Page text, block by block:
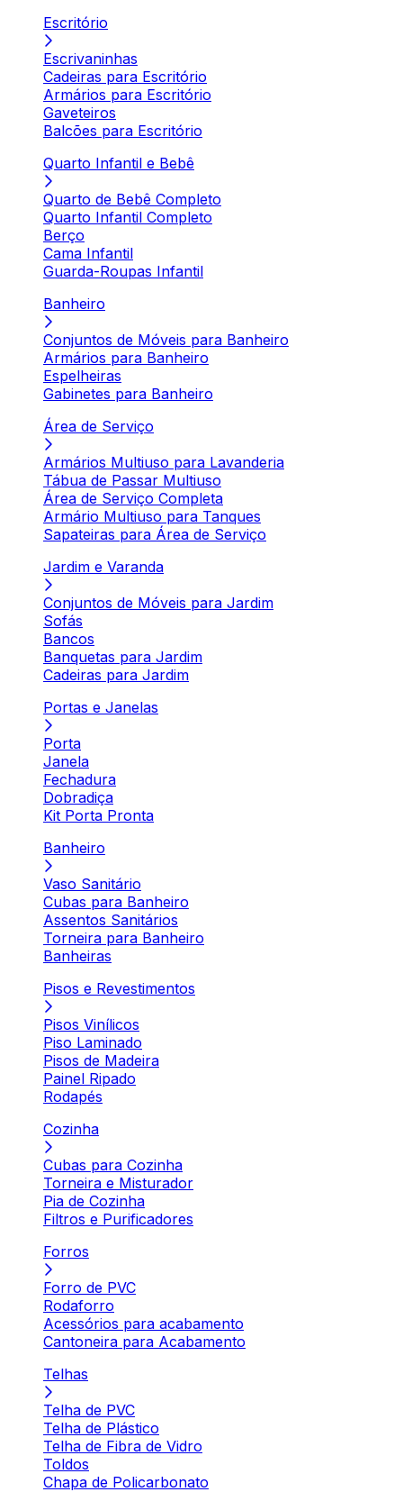
Escritório
Escrivaninhas
Cadeiras para Escritório
Armários para Escritório
Gaveteiros
Balcões para Escritório
Quarto Infantil e Bebê
Quarto de Bebê Completo
Quarto Infantil Completo
Berço
Cama Infantil
Guarda-Roupas Infantil
Banheiro
Conjuntos de Móveis para Banheiro
Armários para Banheiro
Espelheiras
Gabinetes para Banheiro
Área de Serviço
Armários Multiuso para Lavanderia
Tábua de Passar Multiuso
Área de Serviço Completa
Armário Multiuso para Tanques
Sapateiras para Área de Serviço
Jardim e Varanda
Conjuntos de Móveis para Jardim
Sofás
Bancos
Banquetas para Jardim
Cadeiras para Jardim
Portas e Janelas
Porta
Janela
Fechadura
Dobradiça
Kit Porta Pronta
Banheiro
Vaso Sanitário
Cubas para Banheiro
Assentos Sanitários
Torneira para Banheiro
Banheiras
Pisos e Revestimentos
Pisos Vinílicos
Piso Laminado
Pisos de Madeira
Painel Ripado
Rodapés
Cozinha
Cubas para Cozinha
Torneira e Misturador
Pia de Cozinha
Filtros e Purificadores
Forros
Forro de PVC
Rodaforro
Acessórios para acabamento
Cantoneira para Acabamento
Telhas
Telha de PVC
Telha de Plástico
Telha de Fibra de Vidro
Toldos
Chapa de Policarbonato